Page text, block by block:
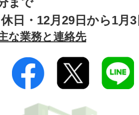
休日・12月29日から1月
な業務と連絡先